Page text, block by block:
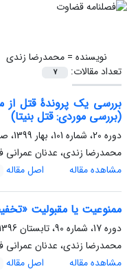
نویسنده =محمدرضا زندی
تعداد مقالات:
7
بررسی یک پروندۀ قتل
(بررسی موردی: قتل بنیتا)
دوره 20، شماره 101، بهار 1399، صفحه
محمدرضا زندی، عدنان عمرانی
مشاهده مقاله
اصل مقاله
ممنوعیت یا مقبولیت
دوره 17، شماره 90، تابستان 1396، صفحه
محمدرضا زندی، عدنان عمرانی
مشاهده مقاله
اصل مقاله